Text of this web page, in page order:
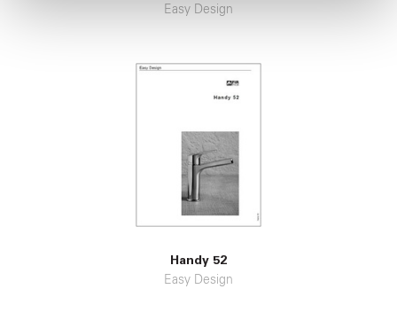
pubblicità e social media, i quali potrebbero combinarle
Easy Design
Handy 52
Easy Design